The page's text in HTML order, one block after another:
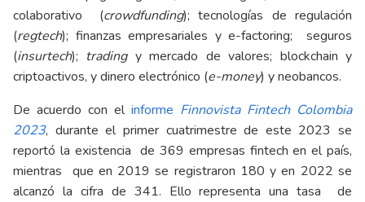
colaborativo (crowdfunding); tecnologías de regulación
(regtech); finanzas empresariales y e-factoring; seguros
(insurtech); tradingy mercado de valores; blockchain y
criptoactivos, y dinero electrónico (e-money) y neobancos.
De acuerdo con el informe Finnovista Fintech Colombia
2023, durante el primer cuatrimestre de este 2023 se
reportó la existencia de 369 empresas fintech en el país,
mientras que en 2019 se registraron 180 y en 2022 se
alcanzó la cifra de 341. Ello representa una tasa de